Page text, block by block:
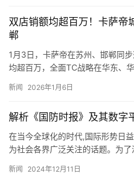
双店销额均超百万！卡萨帝
郸
1月3日，卡萨帝在苏州、邯郸同
均超百万，全面TC战略在华东、
新闻 2026年1月6日
解析《国防时报》及其数字
在当今全球化的时代,国际形势日
为社会各界广泛关注的话题。为
新闻 2024年12月11日